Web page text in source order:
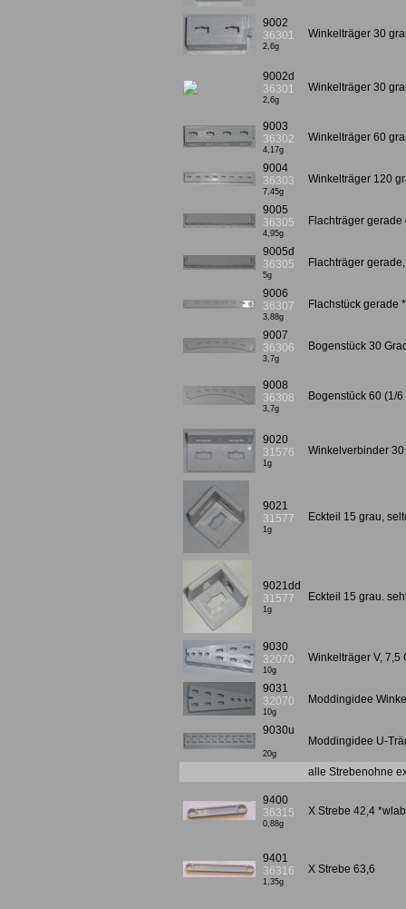
9002
36301
2,6g
Winkelträger 30
9002d
36301
2,6g
Winkelträger 30
9003
36302
4,17g
Winkelträger 60
9004
36303
7,45g
Winkelträger 120
9005
36305
4,95g
Flachträger gerade
9005d
36305
5g
Flachträger
9006
36307
3,88g
Flachstück gerade
9007
36306
3,7g
Bogenstück 30
9008
36308
3,7g
Bogenstück 60 (1/
9020
31576
1g
Winkelverbinder
9021
31577
1g
Eckteil 15 grau,
9021dd
31577
1g
Eckteil 15 grau.
9030
32070
10g
Winkelträger V,
9031
32070
10g
Moddingidee
9030u
20g
Moddingidee U-
alle Strebenohne
9400
36315
0,88g
X Strebe 42,4
9401
36316
1,35g
X Strebe 63,6